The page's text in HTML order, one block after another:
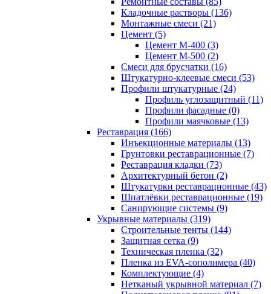
Кладочные растворы (136)
Монтажные смеси (21)
Цемент (5)
Цемент М-400 (3)
Цемент М-500 (2)
Смеси для брусчатки (16)
Штукатурно-клеевые смеси (53)
Профили штукатурные (24)
Профиль углозащитный (11)
Профили фасадные (0)
Профили маячковые (13)
Реставрация (166)
Инъекционные материалы (13)
Грунтовки реставрационные (7)
Реставрация кладки (73)
Архитектурный бетон (2)
Штукатурки реставрационные (43)
Шпатлёвки реставрационные (19)
Санирующие системы (9)
Укрывные материалы (319)
Строительные тенты (144)
Защитная сетка (9)
Техническая пленка (32)
Пленка из EVA-сополимера (40)
Комплектующие (4)
Нетканый укрывной материал (7)